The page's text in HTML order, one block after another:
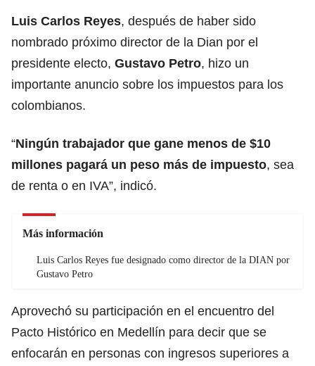
Luis Carlos Reyes, después de haber sido
nombrado próximo director de la Dian por el
presidente electo, Gustavo Petro, hizo un
importante anuncio sobre los impuestos para los
colombianos.
“Ningún trabajador que gane menos de $10
millones pagará un peso más de impuesto, sea
de renta o en IVA”, indicó.
Más información
Luis Carlos Reyes fue designado como director de la DIAN por
Gustavo Petro
Aprovechó su participación en el encuentro del
Pacto Histórico en Medellín para decir que se
enfocarán en personas con ingresos superiores a